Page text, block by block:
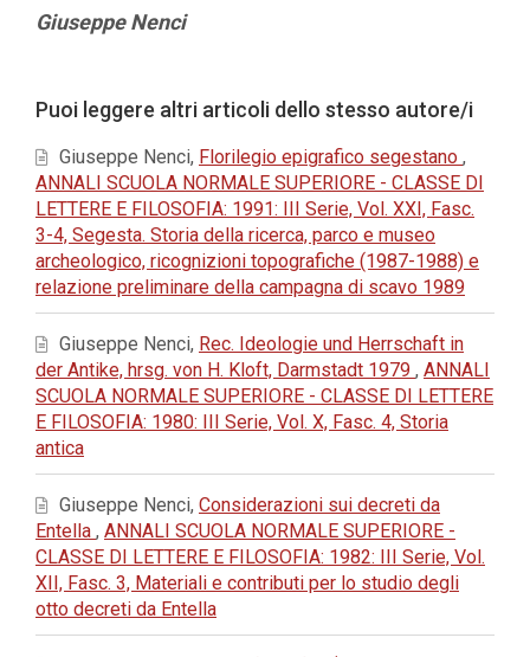
Contenuto
Giuseppe Nenci
dell'articolo
Puoi leggere altri articoli dello stesso autore/i
Giuseppe Nenci, Florilegio epigrafico segestano ,
ANNALI SCUOLA NORMALE SUPERIORE - CLASSE DI
LETTERE E FILOSOFIA: 1991: III Serie, Vol. XXI, Fasc.
3-4, Segesta. Storia della ricerca, parco e museo
archeologico, ricognizioni topografiche (1987-1988) e
relazione preliminare della campagna di scavo 1989
Giuseppe Nenci, Rec. Ideologie und Herrschaft in
der Antike, hrsg. von H. Kloft, Darmstadt 1979 , ANNALI
SCUOLA NORMALE SUPERIORE - CLASSE DI LETTERE
E FILOSOFIA: 1980: III Serie, Vol. X, Fasc. 4, Storia
antica
Giuseppe Nenci, Considerazioni sui decreti da
Entella , ANNALI SCUOLA NORMALE SUPERIORE -
CLASSE DI LETTERE E FILOSOFIA: 1982: III Serie, Vol.
XII, Fasc. 3, Materiali e contributi per lo studio degli
otto decreti da Entella